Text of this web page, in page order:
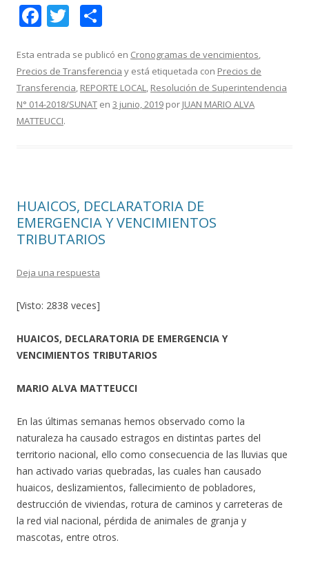
F
e
b
o
o
T
itt
er
m
p
ar
Esta entrada se publicó en Cronogramas de vencimientos,
Precios de Transferencia y está etiquetada con Precios de
Transferencia, REPORTE LOCAL, Resolución de Superintendencia
N° 014-2018/SUNAT en 3 junio, 2019 por JUAN MARIO ALVA
MATTEUCCI.
HUAICOS, DECLARATORIA DE
EMERGENCIA Y VENCIMIENTOS
TRIBUTARIOS
Deja una respuesta
[Visto: 2838 veces]
HUAICOS, DECLARATORIA DE EMERGENCIA Y
VENCIMIENTOS TRIBUTARIOS
MARIO ALVA MATTEUCCI
En las últimas semanas hemos observado como la
naturaleza ha causado estragos en distintas partes del
territorio nacional, ello como consecuencia de las lluvias que
han activado varias quebradas, las cuales han causado
huaicos, deslizamientos, fallecimiento de pobladores,
destrucción de viviendas, rotura de caminos y carreteras de
la red vial nacional, pérdida de animales de granja y
mascotas, entre otros.